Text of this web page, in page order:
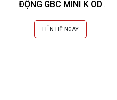
ĐỘNG GBC MINI K OD
LIÊN HỆ NGAY